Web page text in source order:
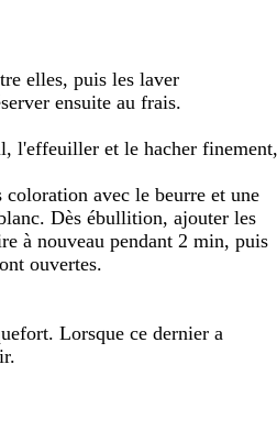
elles, puis les laver
ensuite au frais.
l'effeuiller et le hacher finement,
coloration avec le beurre et une
Dès ébullition, ajouter les
à nouveau pendant 2 min, puis
ouvertes.
Lorsque ce dernier a